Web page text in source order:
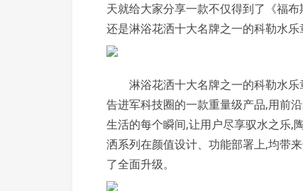
天就给大家分享一款不仅得到了《福
还是淋浴花洒十大名牌之一的科勒水乐
淋浴花洒十大名牌之一的科勒水
告进军科技圈的一款重量级产品,用前
生活的每个瞬间,让用户尽享驭水之乐,
洒系列在颜值设计、功能部署上,均带
了全面升级。